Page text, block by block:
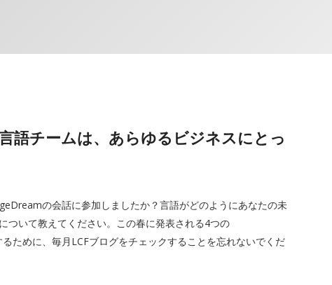
語チームは、あらゆるビジネスにとっ
の会話に参加しましたか？言語がどのようにあなたの未
ついて教えてください。この春に発表される4つの
ために、毎月LCFブログをチェックすることを忘れないでくだ